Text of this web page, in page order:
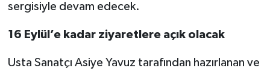
sergisiyle devam edecek.
16 Eylül’e kadar ziyaretlere açık olacak
Usta Sanatçı Asiye Yavuz tarafından hazırlanan ve